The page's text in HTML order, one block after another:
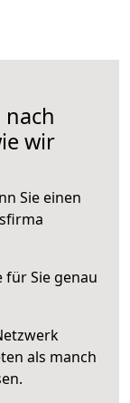
wir
Sie einen
für Sie genau
als manch